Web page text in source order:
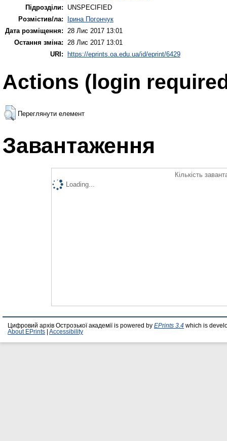
Підрозділи:
UNSPECIFIED
Розмістив/ла:
Ірина Погончук
Дата розміщення:
28 Лис 2017 13:01
Остання зміна:
28 Лис 2017 13:01
URI: https://eprints.oa.edu.ua/id/eprint/6429
Actions (login
Переглянути елемент
Завантаження
Кількість
Loading...
Цифровий архів Острозької академії is powered by EPrints 3.4 which is
About EPrints
Accessibility